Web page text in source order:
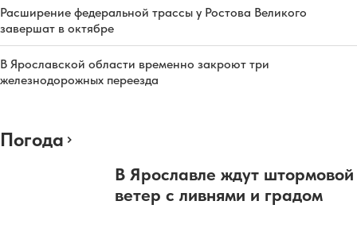
Расширение федеральной трассы у Ростова Великого
завершат в октябре
В Ярославской области временно закроют три
железнодорожных переезда
Погода
В Ярославле ждут штормовой
ветер с ливнями и градом